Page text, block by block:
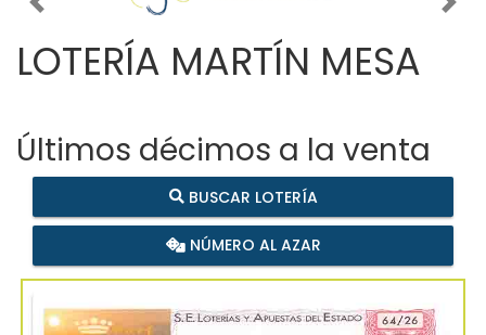
Imagen anterior
LOTERÍA MARTÍN MESA
Últimos décimos a la venta
BUSCAR LOTERÍA
NÚMERO AL AZAR